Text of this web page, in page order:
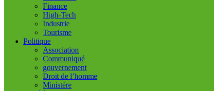
Finance
High-Tech
Industrie
Tourisme
Politique
Association
Communiqué
gouvernement
Droit de l’homme
Ministère